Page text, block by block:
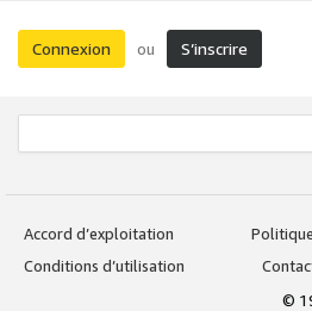
Connexion ou S’inscrire
Accord d’exploitation
Conditions d’utilisation
©